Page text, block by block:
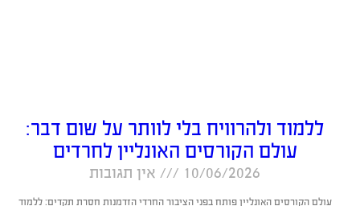
ללמוד ולהרוויח בלי לוותר על שום דבר:
עולם הקורסים האונליין לחרדים
10/06/2026 אין תגובות
עולם הקורסים האונליין פותח בפני הציבור החרדי הזדמנות חסרת תקדים: ללמוד